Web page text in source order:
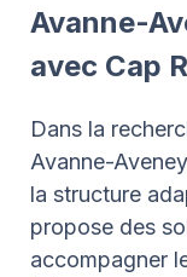
Avanne-
avec Cap
Dans la
Avanne-
la structure
propose des
accompagner